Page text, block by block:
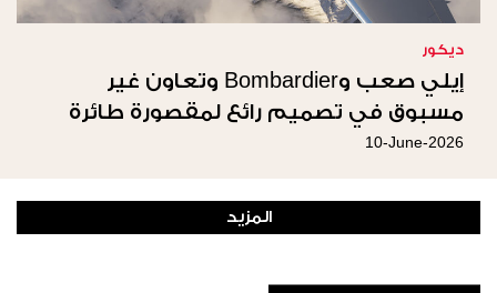
ديكور
إيلي صعب وBombardier وتعاون غير
مسبوق في تصميم رائع لمقصورة طائرة
غلوبال 8000
10-June-2026
المزيد